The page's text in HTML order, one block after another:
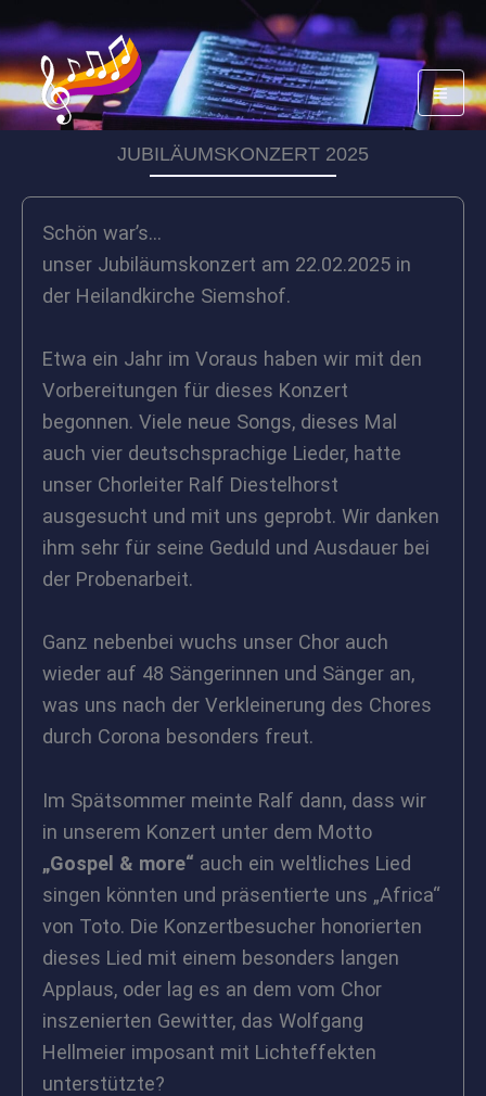
Inhalt
springen
JUBILÄUMSKONZERT 2025
Schön war’s…
unser Jubiläumskonzert am 22.02.2025 in
der Heilandkirche Siemshof.
Etwa ein Jahr im Voraus haben wir mit den
Vorbereitungen für dieses Konzert
begonnen. Viele neue Songs, dieses Mal
auch vier deutschsprachige Lieder, hatte
unser Chorleiter Ralf Diestelhorst
ausgesucht und mit uns geprobt. Wir danken
ihm sehr für seine Geduld und Ausdauer bei
der Probenarbeit.
Ganz nebenbei wuchs unser Chor auch
wieder auf 48 Sängerinnen und Sänger an,
was uns nach der Verkleinerung des Chores
durch Corona besonders freut.
Im Spätsommer meinte Ralf dann, dass wir
in unserem Konzert unter dem Motto
„Gospel & more“ auch ein weltliches Lied
singen könnten und präsentierte uns „Africa“
von Toto. Die Konzertbesucher honorierten
dieses Lied mit einem besonders langen
Applaus, oder lag es an dem vom Chor
inszenierten Gewitter, das Wolfgang
Hellmeier imposant mit Lichteffekten
unterstützte?